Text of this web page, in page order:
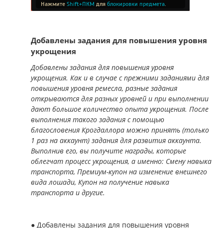
Добавлены задания для повышения уровня
укрощения
Добавлены задания для повышения уровня
укрощения. Как и в случае с прежними заданиями для
повышения уровня ремесла, разные задания
открываются для разных уровней и при выполнении
дают большое количество опыта укрощения. После
выполнения такого задания с помощью
благословения Крогдаллора можно принять (только
1 раз на аккаунт) задания для развития аккаунта.
Выполнив его, вы получите награды, которые
облегчат процесс укрощения, а именно: Смену навыка
транспорта, Премиум-купон на изменение внешнего
вида лошади, Купон на получение навыка
транспорта и другие.
● Добавлены задания для повышения уровня